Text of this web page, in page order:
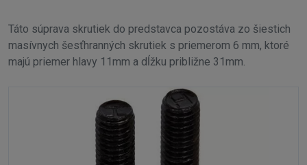
Táto súprava skrutiek do predstavca pozostáva zo šiestich
masívnych šesťhranných skrutiek s priemerom 6 mm, ktoré
majú priemer hlavy 11mm a dĺžku približne 31mm.